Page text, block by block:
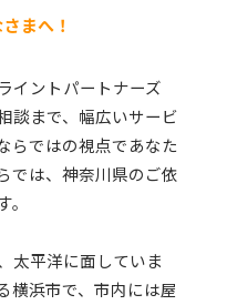
まへ！
イントパートナーズ
談まで、幅広いサービ
らではの視点であなた
では、神奈川県のご依
太平洋に面していま
横浜市で、市内には屋